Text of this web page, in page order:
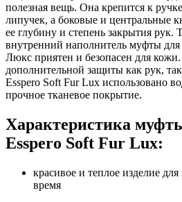
полезная вещь. Она крепится к
липучек, а боковые и центральные
ее глубину и степень закрытия рук.
внутренний наполнитель муфты
Люкс приятен и безопасен для кожи.
дополнительной защиты как рук,
Esspero Soft Fur Lux использовано
прочное тканевое покрытие.
Характеристика
Esspero Soft Fur Lux:
красивое и теплое изделие
время